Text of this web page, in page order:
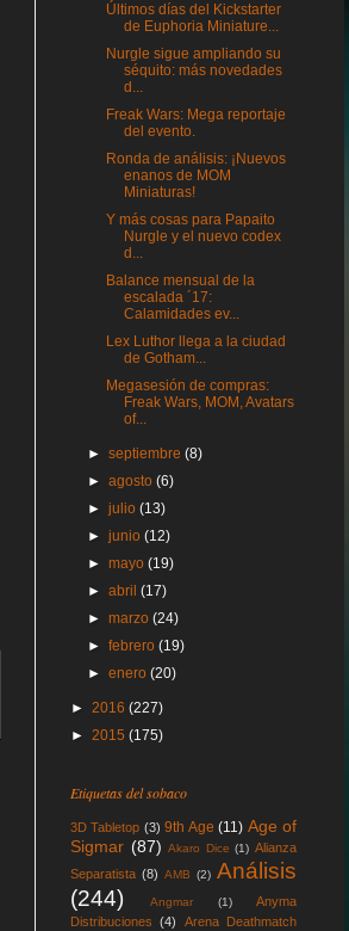
Últimos días del Kickstarter
de Euphoria Miniature...
Nurgle sigue ampliando su
séquito: más novedades
d...
Freak Wars: Mega reportaje
del evento.
Ronda de análisis: ¡Nuevos
enanos de MOM
Miniaturas!
Y más cosas para Papaito
Nurgle y el nuevo codex
d...
Balance mensual de la
escalada ´17:
Calamidades ev...
Lex Luthor llega a la ciudad
de Gotham...
Megasesión de compras:
Freak Wars, MOM, Avatars
of...
►septiembre(8)
►agosto(6)
►julio(13)
►junio(12)
►mayo(19)
►abril(17)
►marzo(24)
►febrero(19)
►enero(20)
► 2016 (227)
► 2015 (175)
Etiquetas del sobaco
3D Tabletop (3) 9th Age (11) Age of
Sigmar (87) Akaro Dice (1) Alianza
Separatista (8) AMB (2) Análisis
(244)
Angmar (1)
Anyma
Distribuciones
(4)
Arena Deathmatch